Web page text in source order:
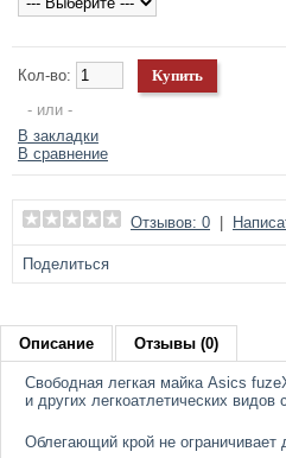
Кол-во:
- или -
В закладки
В сравнение
Отзывов: 0
Поделиться
Описание Отзывы (0)
Свободная легкая майка Asics
и других легкоатлетических видов
Облегающий крой не ограничивает